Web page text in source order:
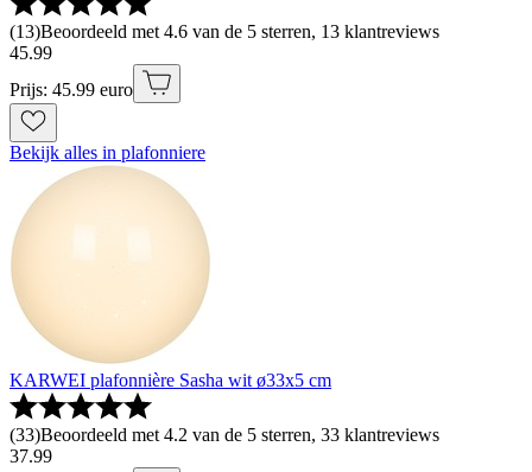
(13)Beoordeeld met 4.6 van de 5 sterren, 13 klantreviews
45.99
Prijs: 45.99 euro
Bekijk alles in plafonniere
KARWEI plafonnière Sasha wit ø33x5 cm
(33)Beoordeeld met 4.2 van de 5 sterren, 33 klantreviews
37.99